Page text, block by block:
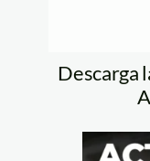
Descarga